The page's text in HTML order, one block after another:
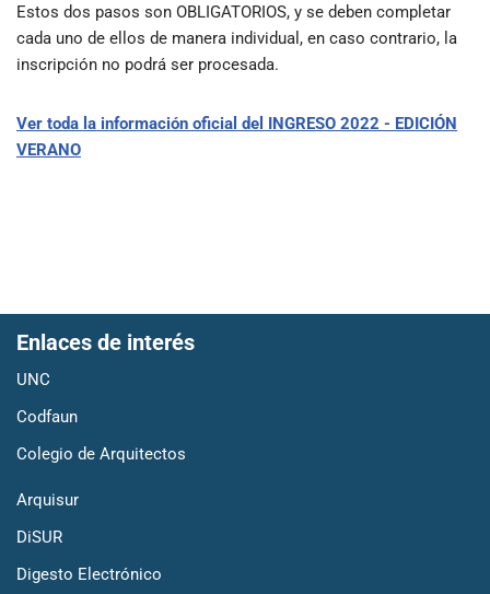
Estos dos pasos son OBLIGATORIOS, y se deben completar
cada uno de ellos de manera individual, en caso contrario, la
inscripción no podrá ser procesada.
Ver toda la información oficial del INGRESO 2022 - EDICIÓN
VERANO
Enlaces de interés
UNC
Codfaun
Colegio de Arquitectos
Arquisur
DiSUR
Digesto Electrónico